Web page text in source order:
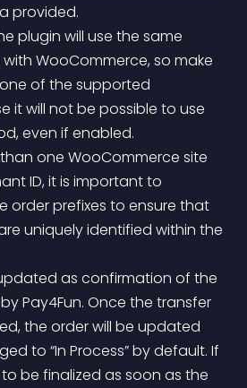
provided.
WooCommerce, so make
of the supported
it will not be possible to use
even if enabled.
ID, it is important to
order prefixes to ensure that
uniquely identified within the
Pay4Fun. Once the transfer
the order will be updated
to “In Process” by default. If
be finalized as soon as the